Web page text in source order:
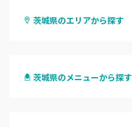
茨城県のエリアから探す
つくば・土浦・石岡
茨城県のメニューから探す